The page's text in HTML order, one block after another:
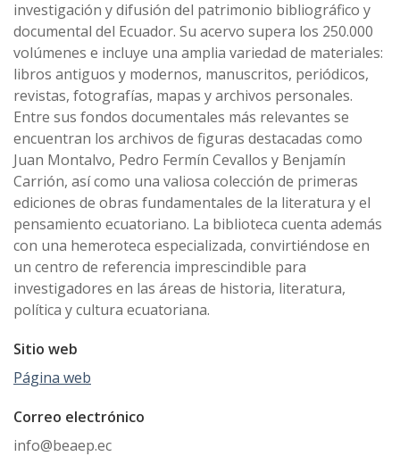
investigación y difusión del patrimonio bibliográfico y
documental del Ecuador. Su acervo supera los 250.000
volúmenes e incluye una amplia variedad de materiales:
libros antiguos y modernos, manuscritos, periódicos,
revistas, fotografías, mapas y archivos personales.
Entre sus fondos documentales más relevantes se
encuentran los archivos de figuras destacadas como
Juan Montalvo, Pedro Fermín Cevallos y Benjamín
Carrión, así como una valiosa colección de primeras
ediciones de obras fundamentales de la literatura y el
pensamiento ecuatoriano. La biblioteca cuenta además
con una hemeroteca especializada, convirtiéndose en
un centro de referencia imprescindible para
investigadores en las áreas de historia, literatura,
política y cultura ecuatoriana.
Sitio web
Página web
Correo electrónico
info@beaep.ec